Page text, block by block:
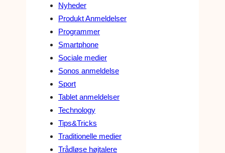
Nyheder
Produkt Anmeldelser
Programmer
Smartphone
Sociale medier
Sonos anmeldelse
Sport
Tablet anmeldelser
Technology
Tips&Tricks
Traditionelle medier
Trådløse højtalere